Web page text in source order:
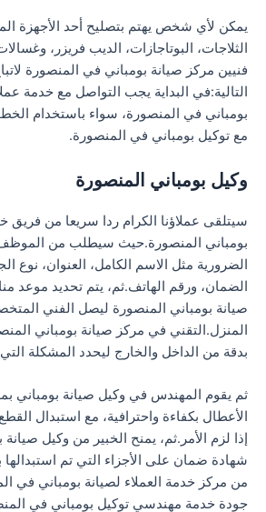
يمكن لأي شخص يهتم بتصليح أحد الأجهزة
الثلاجات، البوتاجازات، الديب فريزر،
فنيين مركز صيانة بومباني في المنصورة
التالية:في البداية يجب التواصل مع خدمة
بومباني في المنصورة، سواء باستخدام
مع توكيل بومباني في المنصورة.
وكيل بومباني المنصورة
سيتلقى عملاؤنا الكرام ردا سريعا من فريق
بومباني المنصورة.حيث سيطلب من
الضرورية مثل الاسم الكامل، العنوان، نوع
الضمان، ورقم الهاتف.ثم، يتم تحديد موعد
صيانة بومباني المنصورة ليصل الفني
المنزل.التقني في مركز صيانة بومباني
بدقة من الداخل والخارج ليحدد المشكلة التي
ثم يقوم المهندس في وكيل صيانة بومباني
الأعطال بكفاءة واحترافية، مع استبدال
إذا لزم الأمر.ثم، يمنح الخبير من وكيل
شهادة ضمان على الأجزاء التي تم
من مركز خدمة العملاء لصيانة بومباني في
جودة خدمة مهندسي توكيل بومباني في